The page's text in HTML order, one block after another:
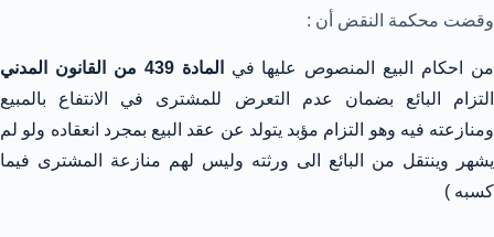
وقضت محكمة النقض أن :
من احكام البيع المنصوص عليها في
المادة 439 من القانون المدني
التزام البائع بضمان عدم التعرض للمشترى في الانتفاع بالمبيع
ومنازعته فيه وهو التزام مؤبد يتولد عن عقد البيع بمجرد انعقاده ولو لم
يشهر وينتقل من البائع الى ورثته وليس لهم منازعة المشترى فيما
كسبه )